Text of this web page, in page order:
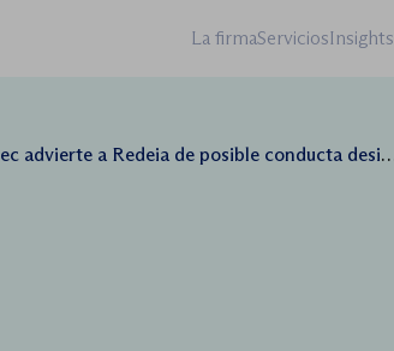
La firmaServiciosInsights
a Redeia de posible conducta desinformativa al mercado, y solicita la dimisión inmedita de la presidenta de la compañía